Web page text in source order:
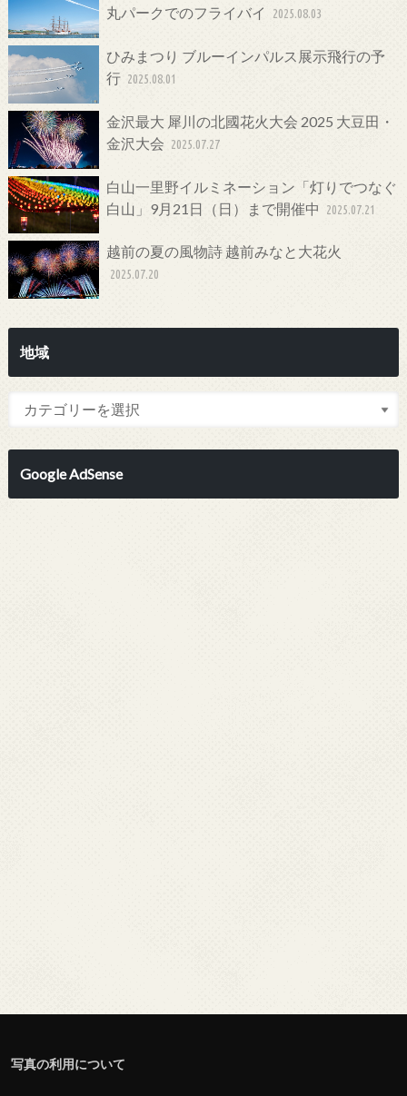
丸パークでのフライバイ
2025.08.03
ひみまつり ブルーインパルス展示飛行の予
行 2025.08.01
金沢最大 犀川の北國花火大会 2025 大豆田・
金沢大会 2025.07.27
白山一里野イルミネーション「灯りでつなぐ
白山」9月21日（日）まで開催中
2025.07.21
越前の夏の風物詩 越前みなと大花火
2025.07.20
地域
Google AdSense
写真の利用について